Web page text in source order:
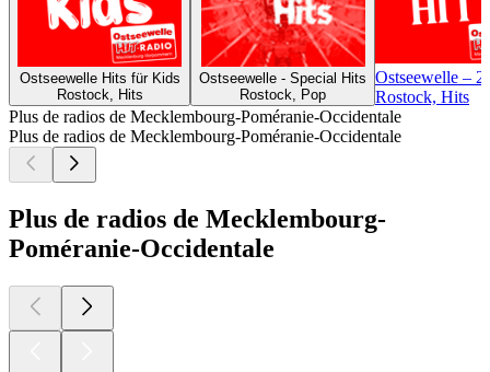
Ostseewelle Hits für Kids
Rostock, Hits
Ostseewelle - Special Hits
Rostock, Pop
Ostseewelle –
Rostock, Hits
Plus de radios de Mecklembourg-Poméranie-Occidentale
Plus de radios de Mecklembourg-Poméranie-Occidentale
Plus de radios de Mecklembourg-
Poméranie-Occidentale